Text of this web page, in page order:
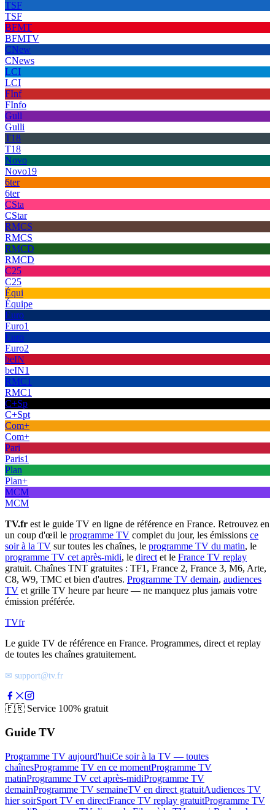
TSF
TSF
BFMT
BFMTV
CNew
CNews
LCI
LCI
FInf
FInfo
Gull
Gulli
T18
T18
Novo
Novo19
6ter
6ter
CSta
CStar
RMCS
RMCS
RMCD
RMCD
C25
C25
Équi
Équipe
Euro
Euro1
Euro
Euro2
beIN
beIN1
RMC1
RMC1
C+Sp
C+Spt
Com+
Com+
Pari
Paris1
Plan
Plan+
MCM
MCM
TV.fr est le guide TV en ligne de référence en France. Retrouvez en
un coup d'œil le programme TV complet du jour, les émissions ce
soir à la TV sur toutes les chaînes, le programme TV du matin, le
programme TV cet après-midi, le direct et le France TV replay
gratuit. Chaînes TNT gratuites : TF1, France 2, France 3, M6, Arte,
C8, W9, TMC et bien d'autres. Programme TV demain, audiences
TV et grille TV heure par heure — ne manquez plus jamais votre
émission préférée.
TVfr
Le guide TV de référence en France. Programmes, direct et replay
de toutes les chaînes gratuitement.
✉ support@tv.fr
🇫🇷 Service 100% gratuit
Guide TV
Programme TV aujourd'huiCe soir à la TV — toutes
chaînesProgramme TV en ce momentProgramme TV
matinProgramme TV cet après-midiProgramme TV
demainProgramme TV semaineTV en direct gratuitAudiences TV
hier soirSport TV en directFrance TV replay gratuitProgramme TV